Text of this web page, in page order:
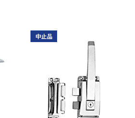
中止品